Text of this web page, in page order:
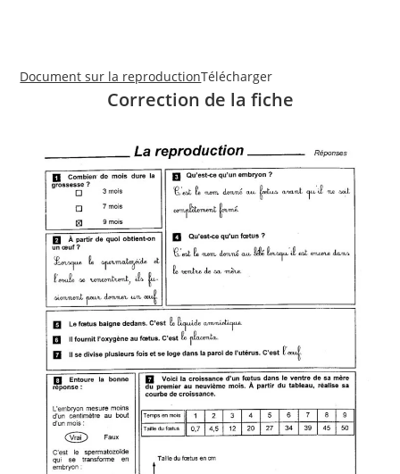
Document sur la reproductionTélécharger
Correction de la fiche